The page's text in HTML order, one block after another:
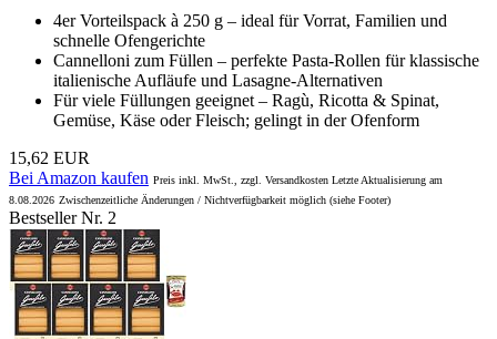
4er Vorteilspack à 250 g – ideal für Vorrat, Familien und
schnelle Ofengerichte
Cannelloni zum Füllen – perfekte Pasta-Rollen für klassische
italienische Aufläufe und Lasagne-Alternativen
Für viele Füllungen geeignet – Ragù, Ricotta & Spinat,
Gemüse, Käse oder Fleisch; gelingt in der Ofenform
15,62 EUR
Bei Amazon kaufen Preis inkl. MwSt., zzgl. Versandkosten Letzte Aktualisierung am
8.08.2026 Zwischenzeitliche Änderungen / Nichtverfügbarkeit möglich (siehe Footer)
Bestseller Nr. 2